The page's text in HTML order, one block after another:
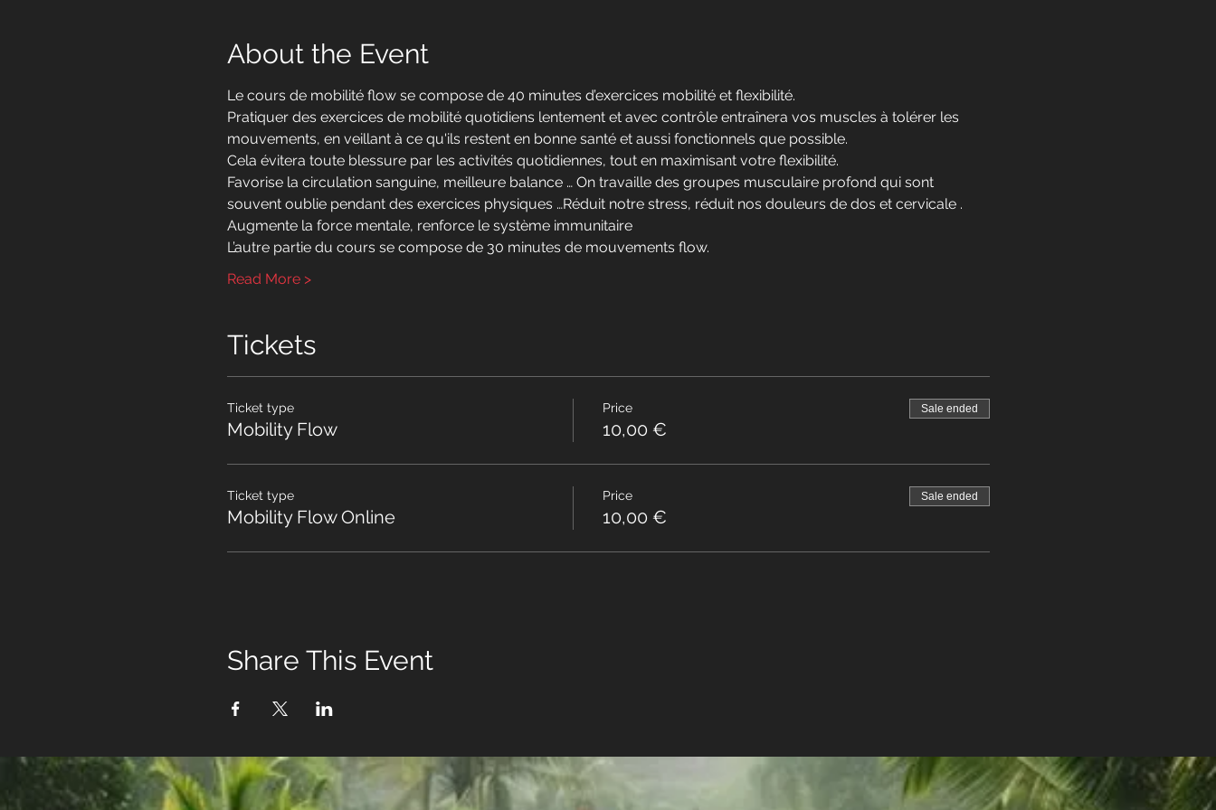
About the Event
Le cours de mobilité flow se compose de 40 minutes d’exercices mobilité et flexibilité.
Pratiquer des exercices de mobilité quotidiens lentement et avec contrôle entraînera vos muscles à tolérer les
mouvements, en veillant à ce qu'ils restent en bonne santé et aussi fonctionnels que possible.
Cela évitera toute blessure par les activités quotidiennes, tout en maximisant votre flexibilité.
Favorise la circulation sanguine, meilleure balance … On travaille des groupes musculaire profond qui sont
souvent oublie pendant des exercices physiques …Réduit notre stress, réduit nos douleurs de dos et cervicale .
Augmente la force mentale, renforce le système immunitaire
L’autre partie du cours se compose de 30 minutes de mouvements flow.
Read More >
Tickets
Ticket type
Mobility Flow
Price
10,00 €
Sale ended
Ticket type
Mobility Flow Online
Price
10,00 €
Sale ended
Share This Event